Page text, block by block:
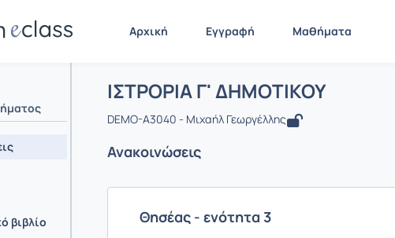
Αρχική Εγγραφή Μαθήματα
βιβλίο
Μάθημα : ΙΣΤΡΟΡΙΑ Γ' ΔΗΜΟΤΙΚΟΥ
ΙΣΤΡΟΡΙΑ Γ' ΔΗΜΟΤΙΚΟΥ
DEMO-A3040 - Μιχαήλ Γεωργέλλης
Ανακοινώσεις
Θησέας - ενότητα 3